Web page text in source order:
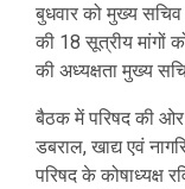
बुधवार को मुख्य सचिव
की 18 सूत्रीय मांगों
की अध्यक्षता मुख्य
बैठक में परिषद की
डबराल, खाद्य एवं
परिषद के कोषाध्यक्ष